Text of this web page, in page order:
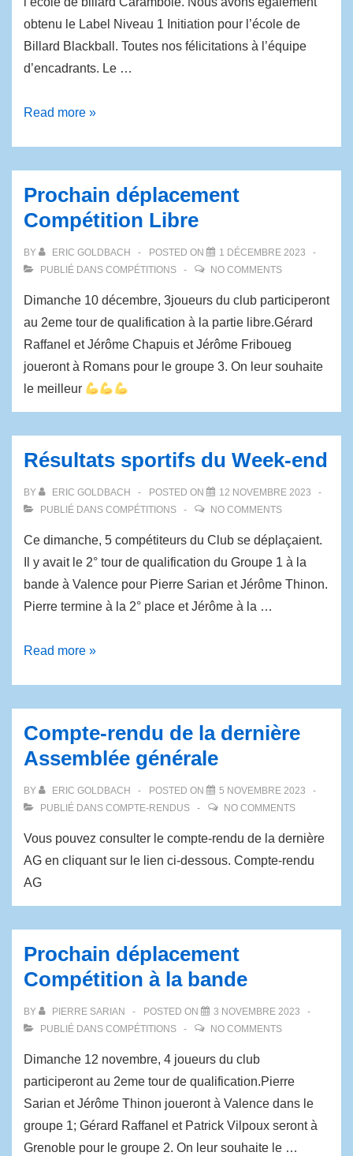
obtenu le Label Niveau 1 Initiation pour l’école de
Billard Blackball. Toutes nos félicitations à l’équipe
d’encadrants. Le …
Read more »
Prochain déplacement
Compétition Libre
BY ERIC GOLDBACH POSTED ON
1 DÉCEMBRE 2023
PUBLIÉ DANS COMPÉTITIONS NO COMMENTS
Dimanche 10 décembre, 3joueurs du club participeront
au 2eme tour de qualification à la partie libre.Gérard
Raffanel et Jérôme Chapuis et Jérôme Friboueg
joueront à Romans pour le groupe 3. On leur souhaite
le meilleur
Résultats sportifs du Week-end
BY ERIC GOLDBACH POSTED ON
12 NOVEMBRE 2023
PUBLIÉ DANS COMPÉTITIONS NO COMMENTS
Ce dimanche, 5 compétiteurs du Club se déplaçaient.
Il y avait le 2° tour de qualification du Groupe 1 à la
bande à Valence pour Pierre Sarian et Jérôme Thinon.
Pierre termine à la 2° place et Jérôme à la …
Read more »
Compte-rendu de la dernière
Assemblée générale
BY ERIC GOLDBACH POSTED ON
5 NOVEMBRE 2023
PUBLIÉ DANS COMPTE-RENDUS NO COMMENTS
Vous pouvez consulter le compte-rendu de la dernière
AG en cliquant sur le lien ci-dessous. Compte-rendu
AG
Prochain déplacement
Compétition à la bande
BY PIERRE SARIAN POSTED ON
3 NOVEMBRE 2023
PUBLIÉ DANS COMPÉTITIONS NO COMMENTS
Dimanche 12 novembre, 4 joueurs du club
participeront au 2eme tour de qualification.Pierre
Sarian et Jérôme Thinon joueront à Valence dans le
groupe 1; Gérard Raffanel et Patrick Vilpoux seront à
Grenoble pour le groupe 2. On leur souhaite le …